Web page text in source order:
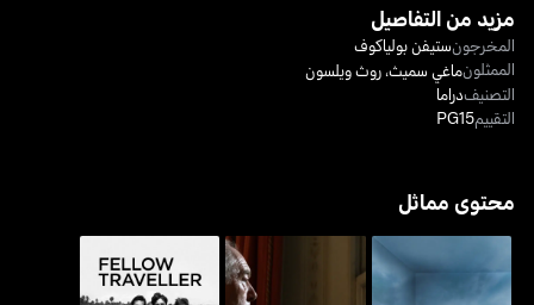
مزيد من التفاصيل
المخرجونستيفن بولياكوف
الممثلونماغي سميث،روث ويلسون
التصنيفدراما
التقييمPG15
محتوى مماثل